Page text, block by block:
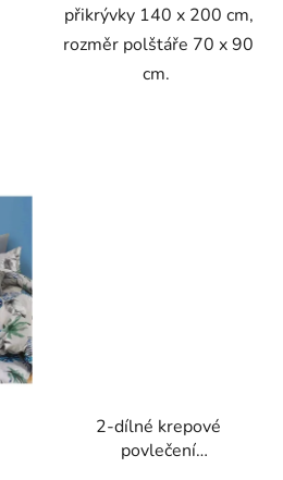
přikrývky 140 x 200 cm,
rozměr polštáře 70 x 90
cm.
2-dílné krepové
povlečení